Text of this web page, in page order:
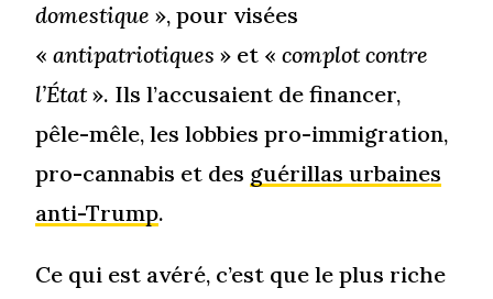
domestique », pour visées
«antipatriotiques» et «complot contre
l’État». Ils l’accusaient de financer,
pêle-mêle, les lobbies pro-immigration,
pro-cannabis et des guérillas urbaines
anti-Trump.
Ce qui est avéré, c’est que le plus riche